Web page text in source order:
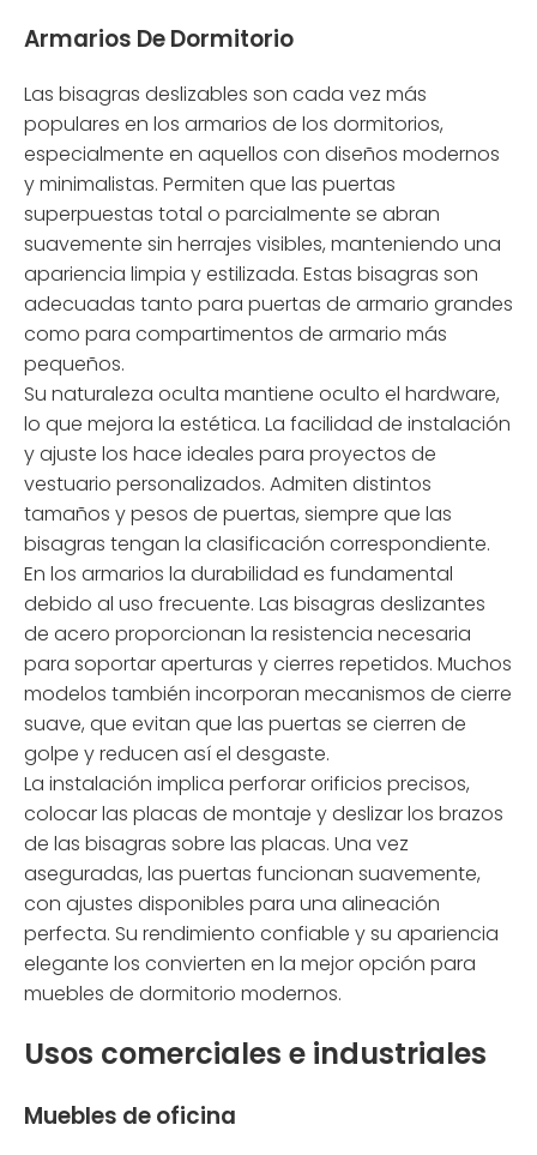
Armarios De Dormitorio
Las bisagras deslizables son cada vez más
populares en los armarios de los dormitorios,
especialmente en aquellos con diseños modernos
y minimalistas. Permiten que las puertas
superpuestas total o parcialmente se abran
suavemente sin herrajes visibles, manteniendo una
apariencia limpia y estilizada. Estas bisagras son
adecuadas tanto para puertas de armario grandes
como para compartimentos de armario más
pequeños.
Su naturaleza oculta mantiene oculto el hardware,
lo que mejora la estética. La facilidad de instalación
y ajuste los hace ideales para proyectos de
vestuario personalizados. Admiten distintos
tamaños y pesos de puertas, siempre que las
bisagras tengan la clasificación correspondiente.
En los armarios la durabilidad es fundamental
debido al uso frecuente. Las bisagras deslizantes
de acero proporcionan la resistencia necesaria
para soportar aperturas y cierres repetidos. Muchos
modelos también incorporan mecanismos de cierre
suave, que evitan que las puertas se cierren de
golpe y reducen así el desgaste.
La instalación implica perforar orificios precisos,
colocar las placas de montaje y deslizar los brazos
de las bisagras sobre las placas. Una vez
aseguradas, las puertas funcionan suavemente,
con ajustes disponibles para una alineación
perfecta. Su rendimiento confiable y su apariencia
elegante los convierten en la mejor opción para
muebles de dormitorio modernos.
Usos comerciales e industriales
Muebles de oficina